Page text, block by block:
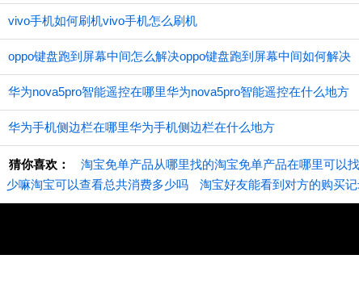
vivo手机如何刷机vivo手机怎么刷机
oppo键盘跑到屏幕中间怎么解决oppo键盘跑到屏幕中间如何解决
华为nova5pro智能遥控在哪里华为nova5pro智能遥控在什么地方
华为手机侧边栏在哪里华为手机侧边栏在什么地方
猜你喜欢： 淘宝免单产品从哪里找的淘宝免单产品在哪里可以找
少嘛淘宝可以查看总共消费多少吗
淘宝好友能看到对方的购买